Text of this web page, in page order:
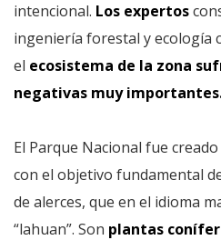
intencional. Los expertos
ingeniería forestal y ecología
el ecosistema de la zona
negativas muy
El Parque Nacional fue
con el objetivo fundamental
de alerces, que en el idioma
“lahuan”. Son plantas